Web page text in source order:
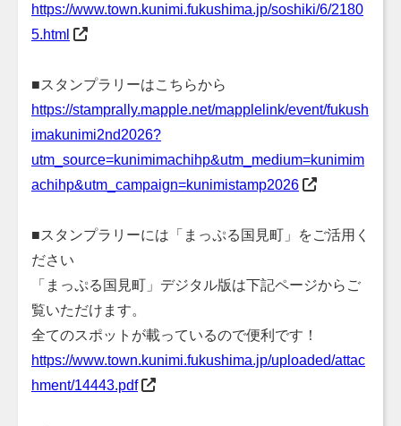
https://www.town.kunimi.fukushima.jp/soshiki/6/2180
5.html
■スタンプラリーはこちらから
https://stamprally.mapple.net/mapplelink/event/fukush
imakunimi2nd2026?
utm_source=kunimimachihp&utm_medium=kunimim
achihp&utm_campaign=kunimistamp2026
■スタンプラリーには「まっぷる国見町」をご活用く
ださい
「まっぷる国見町」デジタル版は下記ページからご
覧いただけます。
全てのスポットが載っているので便利です！
https://www.town.kunimi.fukushima.jp/uploaded/attac
hment/14443.pdf